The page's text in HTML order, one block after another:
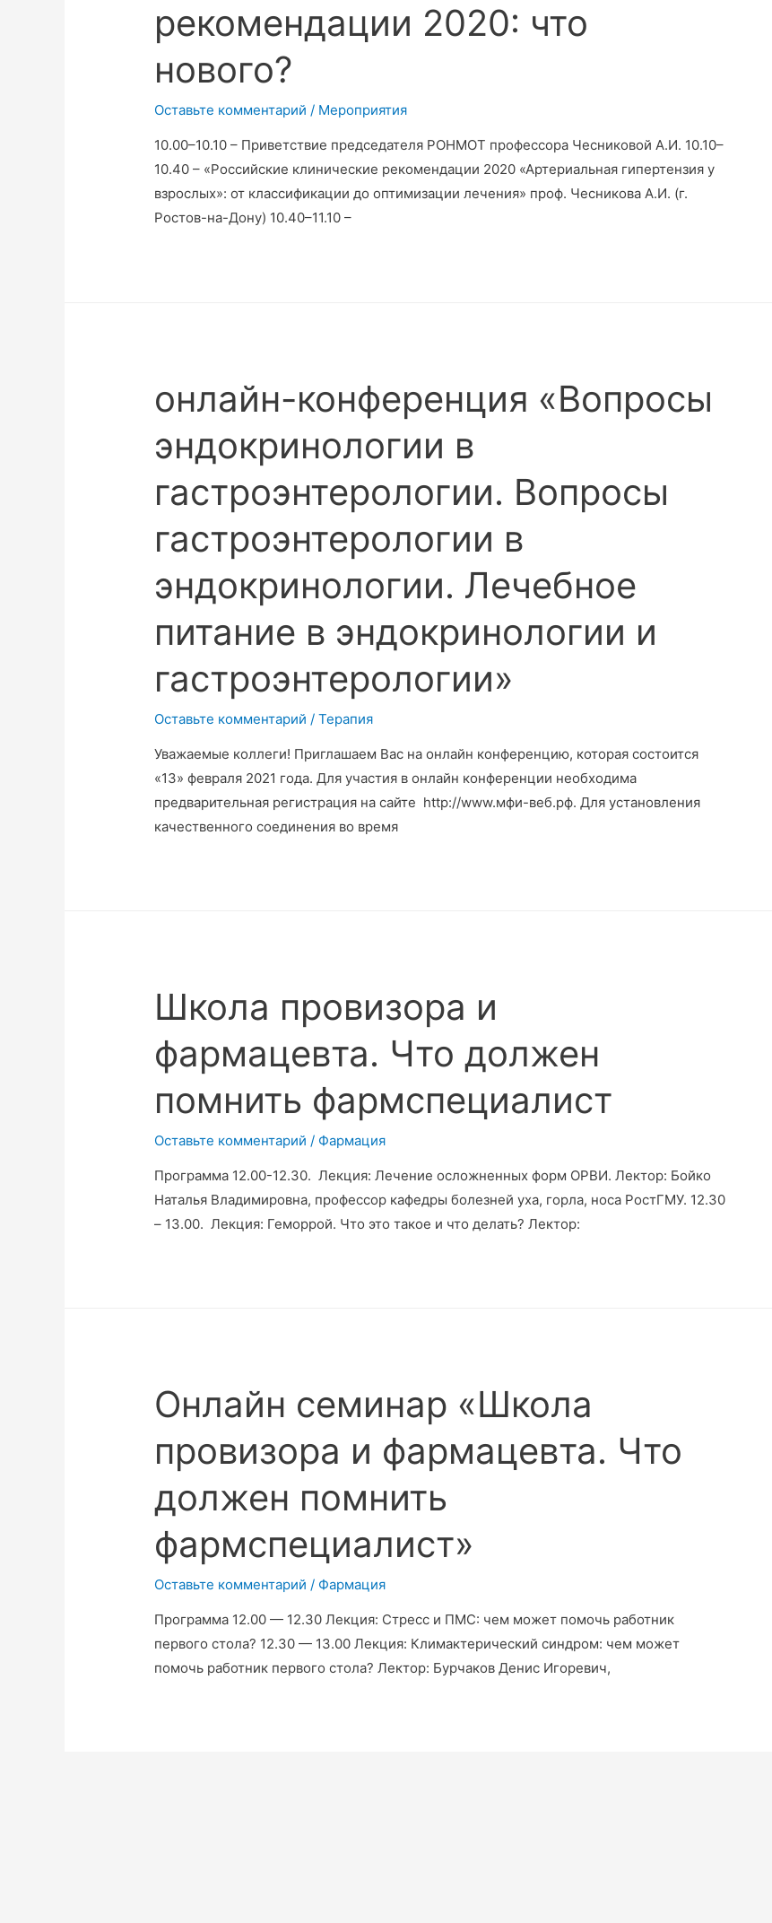
рекомендации 2020: что
нового?
Оставьте комментарий / Мероприятия
10.00–10.10 – Приветствие председателя РОНМОТ профессора Чесниковой А.И. 10.10–
10.40 – «Российские клинические рекомендации 2020 «Артериальная гипертензия у
взрослых»: от классификации до оптимизации лечения» проф. Чесникова А.И. (г.
Ростов-на-Дону) 10.40–11.10 –
онлайн-конференция «Вопросы
эндокринологии в
гастроэнтерологии. Вопросы
гастроэнтерологии в
эндокринологии. Лечебное
питание в эндокринологии и
гастроэнтерологии»
Оставьте комментарий /Терапия
Уважаемые коллеги! Приглашаем Вас на онлайн конференцию, которая состоится
«13» февраля 2021 года. Для участия в онлайн конференции необходима
предварительная регистрация на сайте http://www.мфи-веб.рф. Для установления
качественного соединения во время
Школа провизора и
фармацевта. Что должен
помнить фармспециалист
Оставьте комментарий / Фармация
Программа 12.00-12.30. Лекция: Лечение осложненных форм ОРВИ. Лектор: Бойко
Наталья Владимировна, профессор кафедры болезней уха, горла, носа РостГМУ. 12.30
– 13.00. Лекция: Геморрой. Что это такое и что делать? Лектор:
Онлайн семинар «Школа
провизора и фармацевта. Что
должен помнить
фармспециалист»
Оставьте комментарий / Фармация
Программа 12.00 — 12.30 Лекция: Стресс и ПМС: чем может помочь работник
первого стола? 12.30 — 13.00 Лекция: Климактерический синдром: чем может
помочь работник первого стола? Лектор: Бурчаков Денис Игоревич,